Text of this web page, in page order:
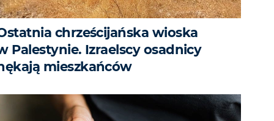
chrześcijańska wioska
Palestynie. Izraelscy osadnicy
mieszkańców